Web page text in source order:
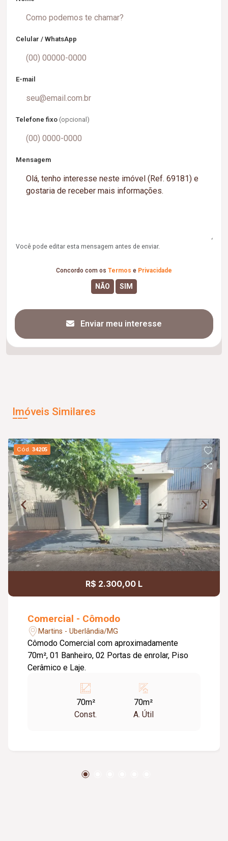
Celular / WhatsApp
E-mail
Telefone fixo (opcional)
Mensagem
Você pode editar esta mensagem antes de enviar.
Concordo com os Termos e Privacidade
Enviar meu interesse
Imóveis Similares
Cód.34205
R$ 2.300,00 L
Comercial - Cômodo
Martins - Uberlândia/MG
Cômodo Comercial com aproximadamente
70m², 01 Banheiro, 02 Portas de enrolar, Piso
Cerâmico e Laje.
70m²
Const.
70m²
A. Útil